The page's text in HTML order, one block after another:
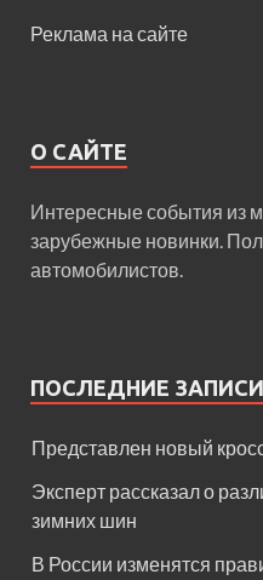
Реклама на сайте
О САЙТЕ
Интересные события из
зарубежные новинки.
автомобилистов.
ПОСЛЕДНИЕ ЗАПИСИ
Представлен новый
Эксперт рассказал о
зимних шин
В России изменятся